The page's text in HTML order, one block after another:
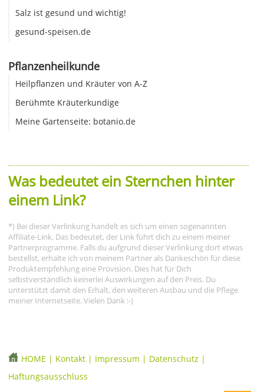
Salz ist gesund und wichtig!
gesund-speisen.de
Pflanzenheilkunde
Heilpflanzen und Kräuter von A-Z
Berühmte Kräuterkundige
Meine Gartenseite: botanio.de
Was bedeutet ein Sternchen hinter
einem Link?
*) Bei dieser Verlinkung handelt es sich um einen sogenannten
Affiliate-Link. Das bedeutet, der Link führt dich zu einem meiner
Partnerprogramme. Falls du aufgrund dieser Verlinkung dort etwas
bestellst, erhalte ich von meinem Partner als Dankeschön für diese
Produktempfehlung eine Provision. Dies hat für Dich
selbstverständlich keinerlei Auswirkungen auf den Preis. Du
unterstützt damit den Erhalt, den weiteren Ausbau und die Pflege
meiner Internetseite. Vielen Dank :-)
HOME | Kontakt | Impressum | Datenschutz |
Haftungsausschluss